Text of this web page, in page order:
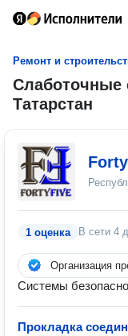
Ремонт и
Слаботочные
Татарстан
1 оценка В сети 4
Организация
Системы
Прокладка